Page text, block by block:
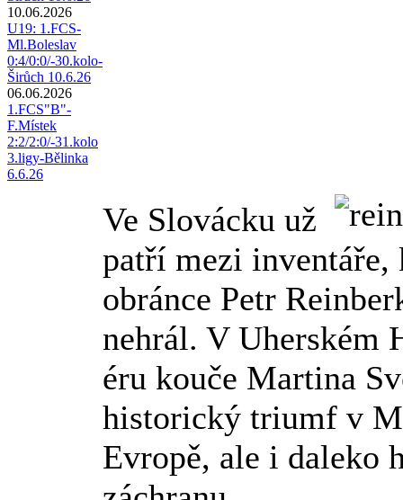
10.06.2026
U19: 1.FCS-
Ml.Boleslav
0:4/0:0/-30.kolo-
Širůch 10.6.26
06.06.2026
1.FCS"B"-
F.Místek
2:2/2:0/-31.kolo
3.ligy-Bělinka
6.6.26
Ve Slovácku už
patří mezi
obránce Petr
nehrál. V Uherském
éru kouče Martina
historický triumf v
Evropě, ale i daleko